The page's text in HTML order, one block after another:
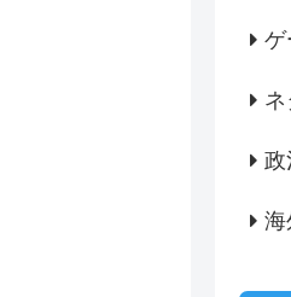
ゲ
ネ
政
海